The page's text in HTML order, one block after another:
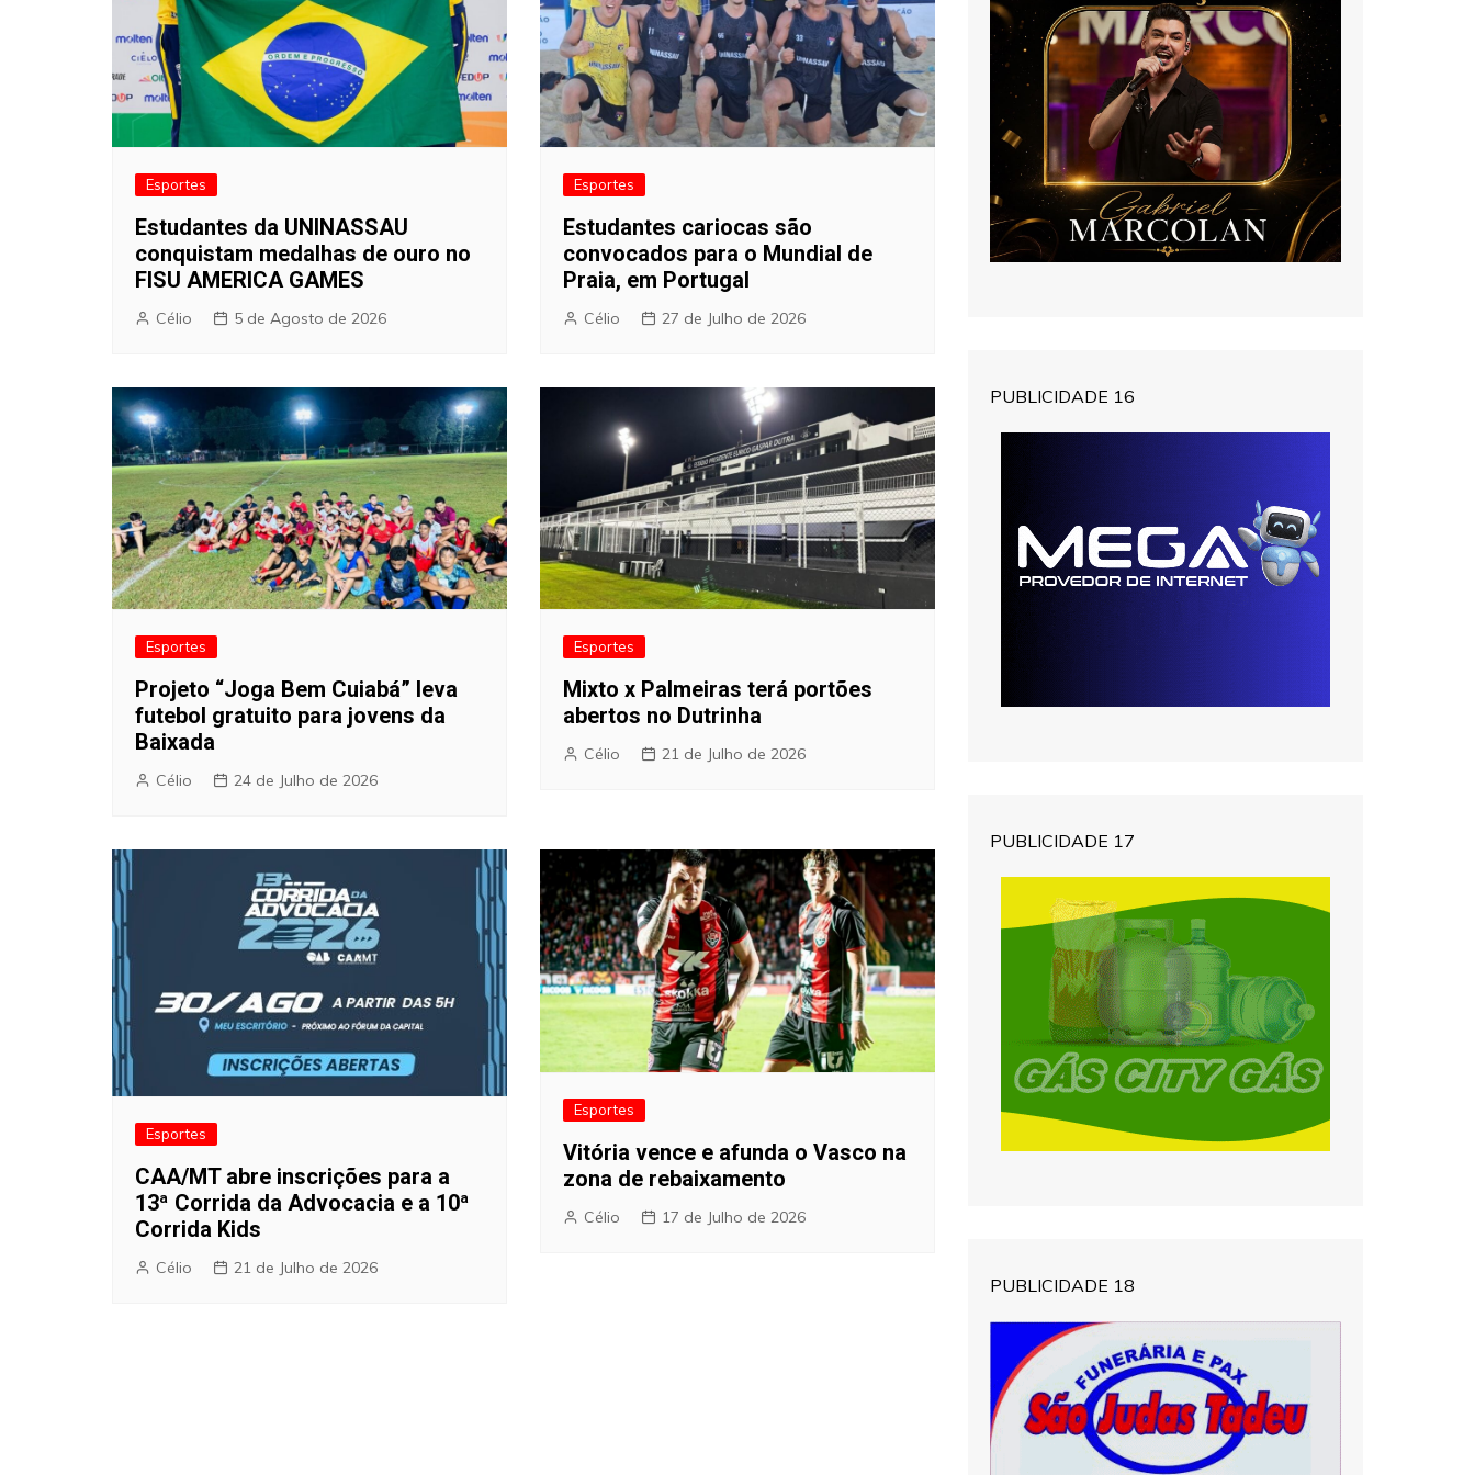
Esportes
Estudantes da UNINASSAU
conquistam medalhas de ouro no
FISU AMERICA GAMES
Célio 5 de Agosto de 2026
Esportes
Estudantes cariocas são
convocados para o Mundial de
Praia, em Portugal
Célio 27 de Julho de 2026
Esportes
Projeto “Joga Bem Cuiabá” leva
futebol gratuito para jovens da
Baixada
Célio 24 de Julho de 2026
Esportes
Mixto x Palmeiras terá portões
abertos no Dutrinha
Célio 21 de Julho de 2026
Esportes
CAA/MT abre inscrições para a
13ª Corrida da Advocacia e a 10ª
Corrida Kids
Célio 21 de Julho de 2026
Esportes
Vitória vence e afunda o Vasco na
zona de rebaixamento
Célio 17 de Julho de 2026
PUBLICIDADE 16
PUBLICIDADE 17
PUBLICIDADE 18